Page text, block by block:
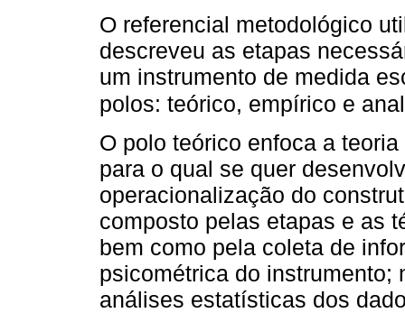
O referencial metodológico
descreveu as etapas
um instrumento de medida
polos: teórico, empírico e
O polo teórico enfoca a
para o qual se quer
operacionalização do
composto pelas etapas e as
bem como pela coleta de
psicométrica do
análises estatísticas dos